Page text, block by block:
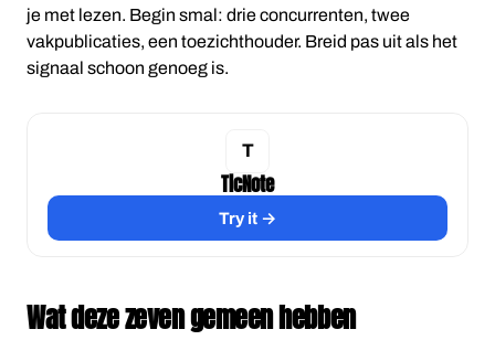
je met lezen. Begin smal: drie concurrenten, twee
vakpublicaties, een toezichthouder. Breid pas uit als het
signaal schoon genoeg is.
TicNote
Try it →
Wat deze zeven gemeen hebben